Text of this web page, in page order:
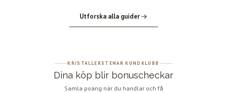
Utforska alla guider
KRISTALLERSTENAR KUNDKLUBB
Dina köp blir bonuscheckar
Samla poäng när du handlar och få